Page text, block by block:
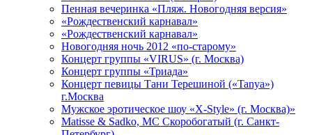
Пенная вечеринка «Пляж. Новогодняя версия»
«Рождественский карнавал»
«Рождественский карнавал»
Новогодняя ночь 2012 «по-старому»
Концерт группы «VIRUS» (г. Москва)
Концерт группы «Триада»
Концерт певицы Тани Терешиной («Tanya»)
г.Москва
Мужское эротическое шоу «X-Style» (г. Москва)»
Matissе & Sadko, MC Скоробогатый (г. Санкт-